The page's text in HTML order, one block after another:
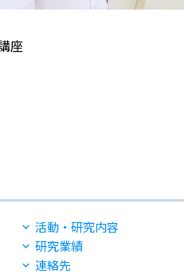
座
活動・研究内容
研究業績
連絡先